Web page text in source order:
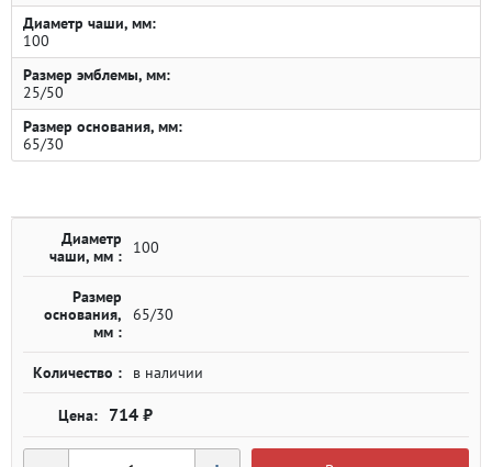
Диаметр чаши, мм:
100
Размер эмблемы, мм:
25/50
Размер основания, мм:
65/30
Диаметр
чаши, мм :
100
Размер
основания,
мм :
65/30
Количество : в наличии
714 ₽